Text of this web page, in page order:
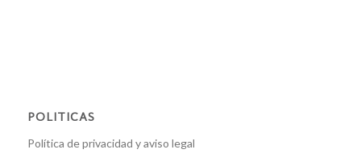
POLITICAS
Política de privacidad y aviso legal